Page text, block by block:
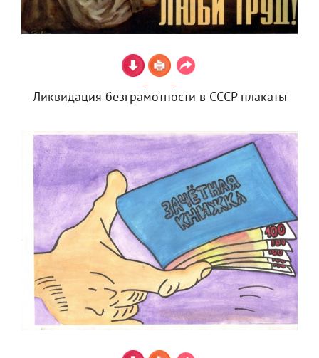
Ликвидация безграмотности в СССР плакаты